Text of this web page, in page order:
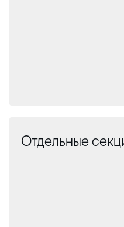
Отдельные